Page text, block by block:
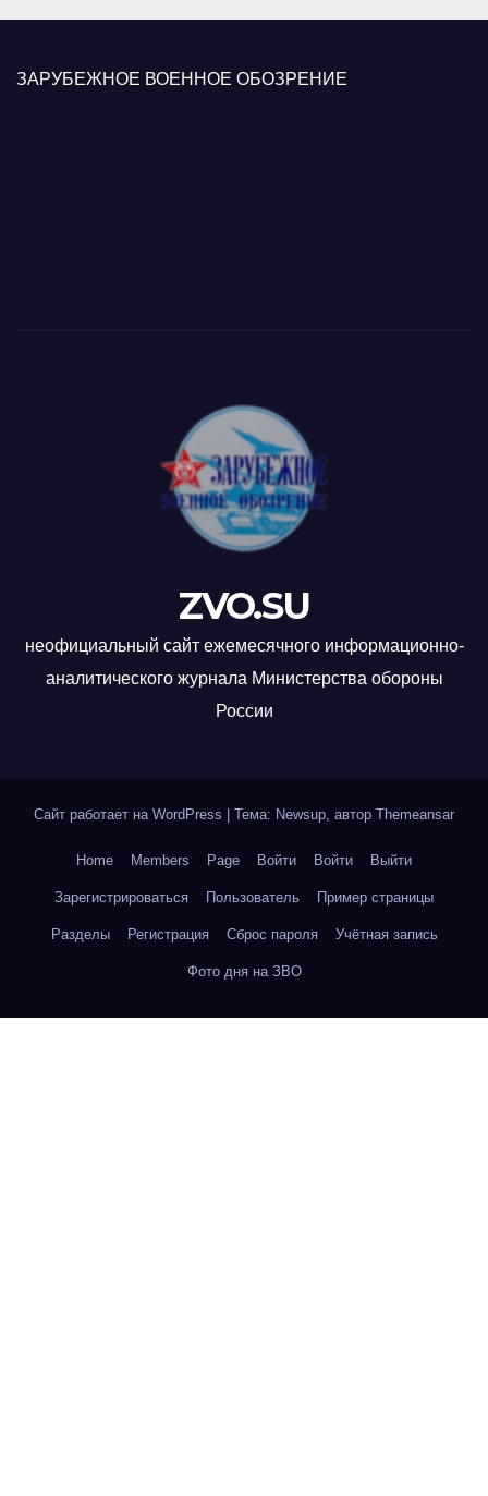
ЗАРУБЕЖНОЕ ВОЕННОЕ ОБОЗРЕНИЕ
ZVO.SU
неофициальный сайт ежемесячного информационно-
аналитического журнала Министерства обороны
России
Сайт работает на WordPress | Тема: Newsup, автор Themeansar
Home Members Page Войти Войти Выйти
Зарегистрироваться Пользователь Пример страницы
Разделы Регистрация Сброс пароля Учётная запись
Фото дня на ЗВО